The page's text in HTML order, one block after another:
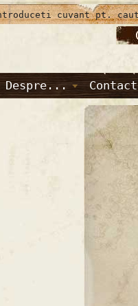
Despre... Contact